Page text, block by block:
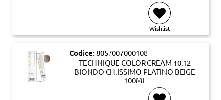
Wishlist
Codice: 8057007000108
TECHNIQUE COLOR CREAM 10.12
BIONDO CH.ISSIMO PLATINO BEIGE
100ML